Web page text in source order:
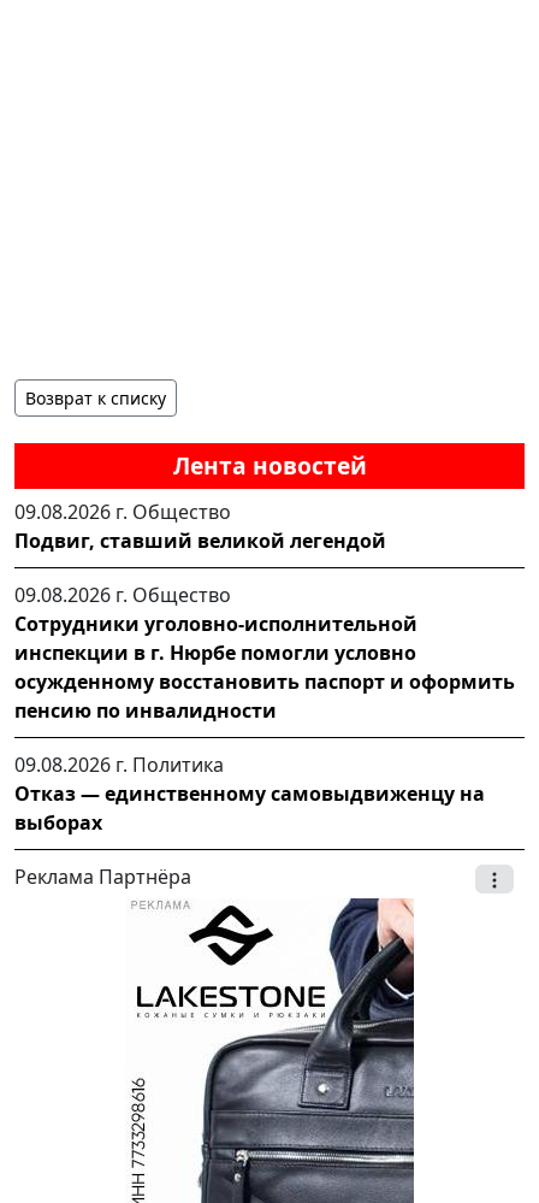
Лента новостей
09.08.2026 г. Общество
Подвиг, ставший великой легендой
09.08.2026 г. Общество
Сотрудники уголовно-исполнительной
инспекции в г. Нюрбе помогли условно
осужденному восстановить паспорт и оформить
пенсию по инвалидности
09.08.2026 г. Политика
Отказ — единственному самовыдвиженцу на
выборах
Реклама Партнёра
Возврат к списку